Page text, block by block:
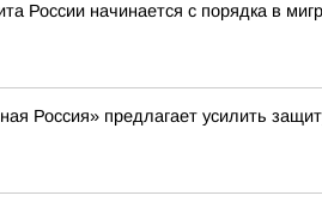
России начинается с порядка в
Россия» предлагает усилить